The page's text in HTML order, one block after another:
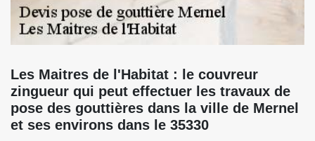
Les Maitres de l'Habitat : le couvreur
zingueur qui peut effectuer les travaux de
pose des gouttières dans la ville de Mernel
et ses environs dans le 35330